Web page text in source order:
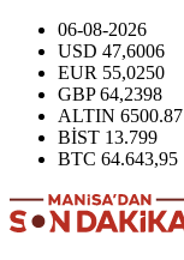
06-08-2026
USD 47,6006
EUR 55,0250
GBP64,2398
ALTIN 6500.87
BİST 13.799
BTC 64.643,95